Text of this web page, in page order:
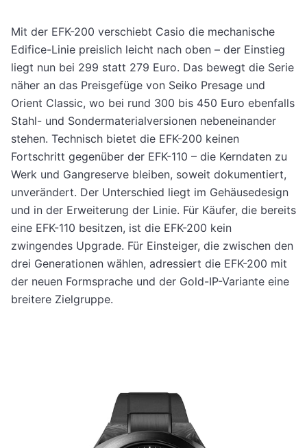
Mit der EFK-200 verschiebt Casio die mechanische
Edifice-Linie preislich leicht nach oben – der Einstieg
liegt nun bei 299 statt 279 Euro. Das bewegt die Serie
näher an das Preisgefüge von Seiko Presage und
Orient Classic, wo bei rund 300 bis 450 Euro ebenfalls
Stahl- und Sondermaterialversionen nebeneinander
stehen. Technisch bietet die EFK-200 keinen
Fortschritt gegenüber der EFK-110 – die Kerndaten zu
Werk und Gangreserve bleiben, soweit dokumentiert,
unverändert. Der Unterschied liegt im Gehäusedesign
und in der Erweiterung der Linie. Für Käufer, die bereits
eine EFK-110 besitzen, ist die EFK-200 kein
zwingendes Upgrade. Für Einsteiger, die zwischen den
drei Generationen wählen, adressiert die EFK-200 mit
der neuen Formsprache und der Gold-IP-Variante eine
breitere Zielgruppe.